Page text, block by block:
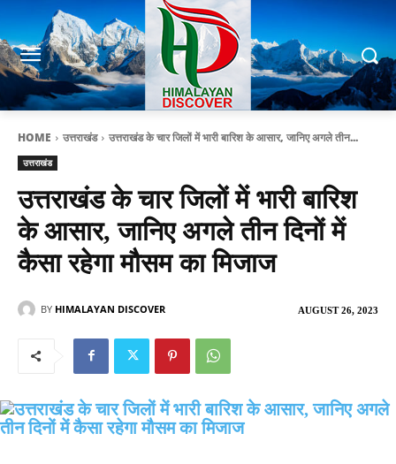
HOME उत्तराखंड उत्तराखंड के चार जिलों में भारी बारिश के आसार, जानिए अगले तीन...
उत्तराखंड
उत्तराखंड के चार जिलों में भारी बारिश
के आसार, जानिए अगले तीन दिनों में
कैसा रहेगा मौसम का मिजाज
AUGUST 26, 2023
BY HIMALAYAN DISCOVER